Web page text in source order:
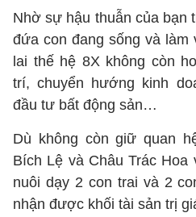
Nhờ sự hậu thuẫn của bạn
đứa con đang sống và làm
lai thế hệ 8X không còn
trí, chuyển hướng kinh
đầu tư bất động sản…
Dù không còn giữ quan
Bích Lệ và Châu Trác Hoa
nuôi dạy 2 con trai và 2
nhận được khối tài sản trị